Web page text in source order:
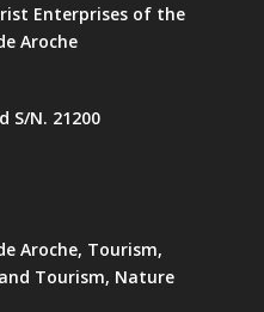
Enterprises of the
Aroche
S/N. 21200
Aroche, Tourism,
Tourism, Nature